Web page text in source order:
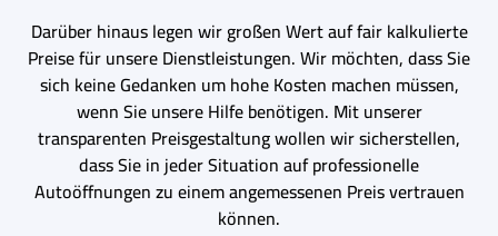
Darüber hinaus legen wir großen Wert auf fair kalkulierte
Preise für unsere Dienstleistungen. Wir möchten, dass Sie
sich keine Gedanken um hohe Kosten machen müssen,
wenn Sie unsere Hilfe benötigen. Mit unserer
transparenten Preisgestaltung wollen wir sicherstellen,
dass Sie in jeder Situation auf professionelle
Autoöffnungen zu einem angemessenen Preis vertrauen
können.